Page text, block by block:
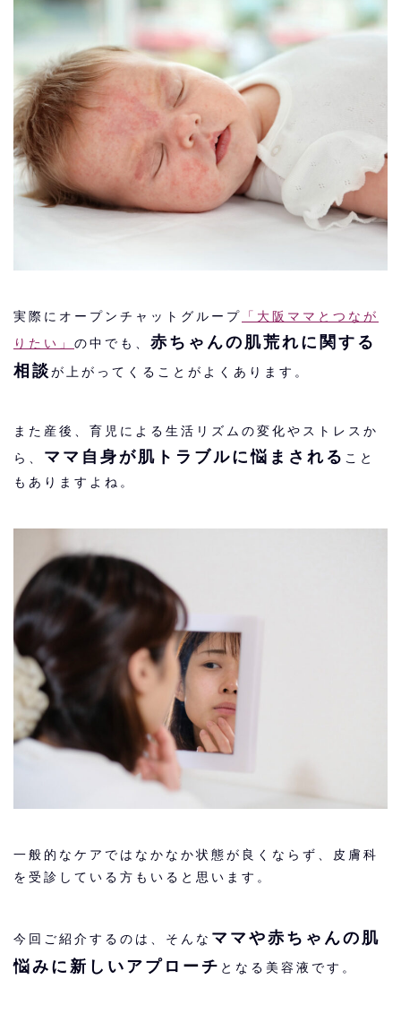
実際にオープンチャットグループ
「大阪ママとつなが
りたい」 の中でも、 赤ちゃんの肌荒れに関する
相談が上がってくることがよくあります。
また産後、育児による生活リズムの変化やストレスか
ら、 ママ自身が肌トラブルに悩まされる こと
もありますよね。
一般的なケアではなかなか状態が良くならず、皮膚科
を受診している方もいると思います。
今回ご紹介するのは、そんな ママや赤ちゃんの肌
悩みに新しいアプローチ となる美容液です。